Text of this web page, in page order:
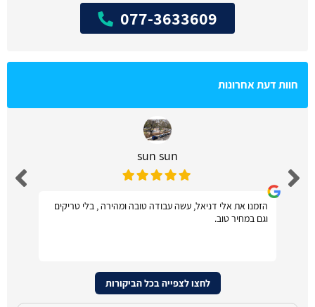
077-3633609
חוות דעת אחרונות
sun sun
הזמנו את אלי דניאל, עשה עבודה טובה ומהירה , בלי טריקים
וגם במחיר טוב.
לחצו לצפייה בכל הביקורות